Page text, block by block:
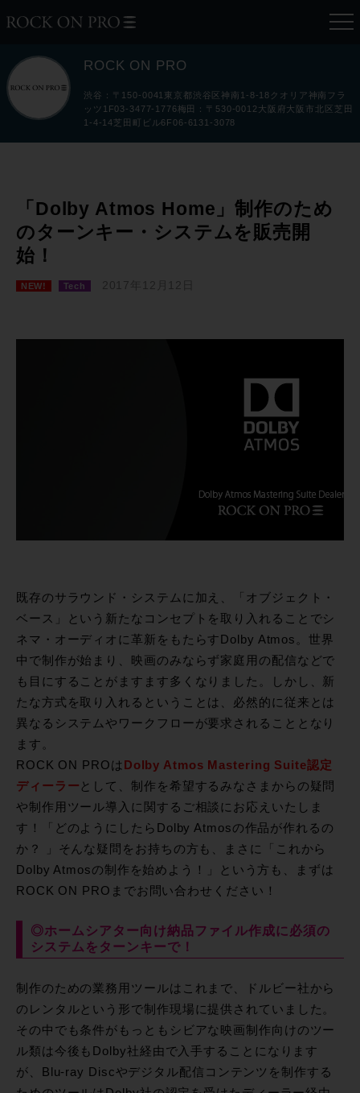
ROCK ON PRO
渋谷：〒150-0041東京都渋谷区神南1-8-18クオリア神南フラ
ッツ1F03-3477-1776梅田：〒530-0012大阪府大阪市北区芝田
1-4-14芝田町ビル6F06-6131-3078
「Dolby Atmos Home」制作のため
のターンキー・システムを販売開
始！
NEW! Tech 2017年12月12日
既存のサラウンド・システムに加え、「オブジェクト・
ベース」という新たなコンセプトを取り入れることでシ
ネマ・オーディオに革新をもたらすDolby Atmos。世界
中で制作が始まり、映画のみならず家庭用の配信などで
も目にすることがますます多くなりました。しかし、新
たな方式を取り入れるということは、必然的に従来とは
異なるシステムやワークフローが要求されることとなり
ます。
ROCK ON PROは Dolby Atmos Mastering Suite認定
ディーラー として、制作を希望するみなさまからの疑問
や制作用ツール導入に関するご相談にお応えいたしま
す！「どのようにしたらDolby Atmosの作品が作れるの
か？ 」そんな疑問をお持ちの方も、まさに「これから
Dolby Atmosの制作を始めよう！」という方も、まずは
ROCK ON PROまでお問い合わせください！
◎ホームシアター向け納品ファイル作成に必須の
システムをターンキーで！
制作のための業務用ツールはこれまで、ドルビー社から
のレンタルという形で制作現場に提供されていました。
その中でも条件がもっともシビアな映画制作向けのツー
ル類は今後もDolby社経由で入手することになります
が、Blu-ray Discやデジタル配信コンテンツを制作する